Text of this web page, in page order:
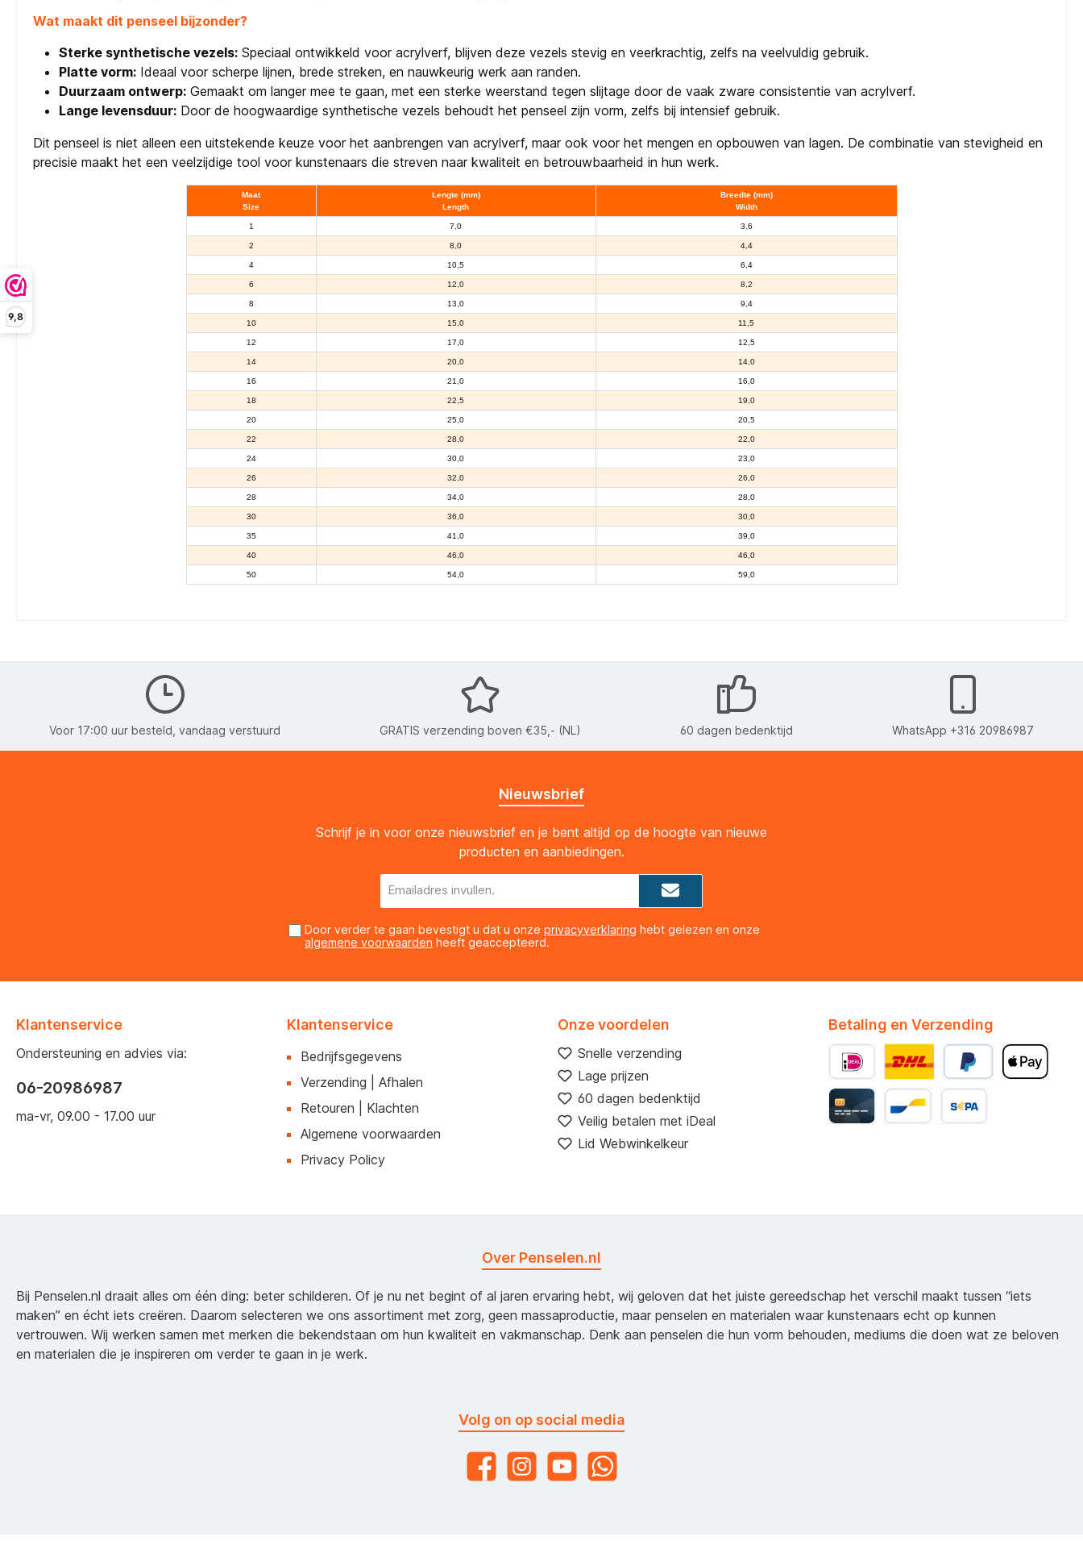
9,8
Wat maakt dit penseel bijzonder?
Sterke synthetische vezels: Speciaal ontwikkeld voor acrylverf, blijven deze vezels stevig en veerkrachtig, zelfs na veelvuldig gebruik.
Platte vorm: Ideaal voor scherpe lijnen, brede streken, en nauwkeurig werk aan randen.
Duurzaam ontwerp: Gemaakt om langer mee te gaan, met een sterke weerstand tegen slijtage door de vaak zware consistentie van acrylverf.
Lange levensduur: Door de hoogwaardige synthetische vezels behoudt het penseel zijn vorm, zelfs bij intensief gebruik.
Dit penseel is niet alleen een uitstekende keuze voor het aanbrengen van acrylverf, maar ook voor het mengen en opbouwen van lagen. De combinatie van stevigheid en
precisie maakt het een veelzijdige tool voor kunstenaars die streven naar kwaliteit en betrouwbaarheid in hun werk.
Maat
Size
Lengte (mm)
Length
Breedte (mm)
Width
1 7,0 3,6
2 8,0 4,4
4 10,5 6,4
6 12,0 8,2
8 13,0 9,4
10 15,0 11,5
12 17,0 12,5
14 20,0 14,0
16 21,0 16,0
18 22,5 19,0
20 25,0 20,5
22 28,0 22,0
24 30,0 23,0
26 32,0 26,0
28 34,0 28,0
30 36,0 30,0
35 41,0 39,0
40 46,0 46,0
50 54,0 59,0
Voor 17:00 uur besteld, vandaag verstuurd GRATIS verzending boven €35,- (NL) 60 dagen bedenktijd WhatsApp +316 20986987
Nieuwsbrief
Schrijf je in voor onze nieuwsbrief en je bent altijd op de hoogte van nieuwe
producten en aanbiedingen.
Door verder te gaan bevestigt u dat u onze privacyverklaring hebt gelezen en onze
algemene voorwaarden heeft geaccepteerd.
Klantenservice
Ondersteuning en advies via:
06-20986987
ma-vr, 09.00 - 17.00 uur
Klantenservice
Bedrijfsgegevens
Verzending | Afhalen
Retouren | Klachten
Algemene voorwaarden
Privacy Policy
Onze voordelen
Snelle verzending
Lage prijzen
60 dagen bedenktijd
Veilig betalen met iDeal
Lid Webwinkelkeur
Betaling en Verzending
Over Penselen.nl
Bij Penselen.nl draait alles om één ding: beter schilderen. Of je nu net begint of al jaren ervaring hebt, wij geloven dat het juiste gereedschap het verschil maakt tussen “iets
maken” en écht iets creëren. Daarom selecteren we ons assortiment met zorg, geen massaproductie, maar penselen en materialen waar kunstenaars echt op kunnen
vertrouwen. Wij werken samen met merken die bekendstaan om hun kwaliteit en vakmanschap. Denk aan penselen die hun vorm behouden, mediums die doen wat ze beloven
en materialen die je inspireren om verder te gaan in je werk.
Volg on op social media